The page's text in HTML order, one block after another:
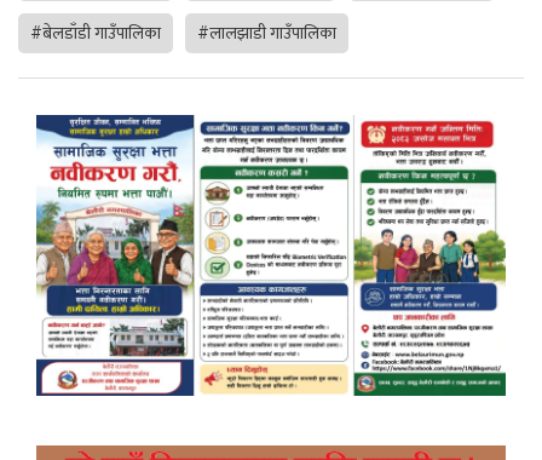
#बेलडाँडी गाउँपालिका #लालझाडी गाउँपालिका